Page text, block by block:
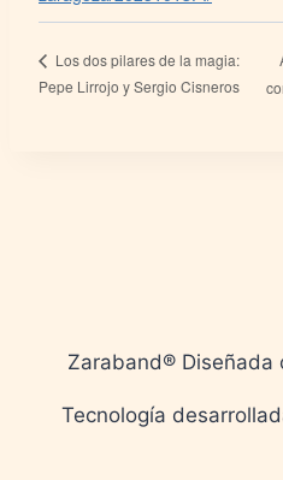
Los dos pilares de la magia:
Pepe Lirrojo y Sergio Cisneros
Zaraband® Diseñada
Tecnología